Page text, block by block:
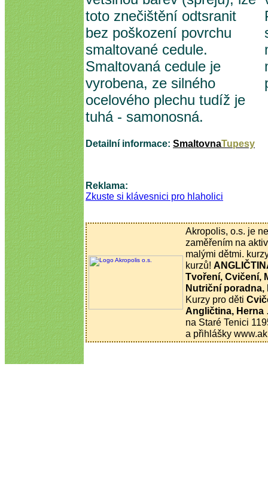
toto znečištění odtsranit
bez poškození povrchu
smaltované cedule.
Smaltovaná cedule je
vyrobena, ze silného
ocelového plechu tudíž je
tuhá - samonosná.
Detailní informace: SmaltovnaTupesy
Reklama:
Zkuste si klávesnici pro hlaholici
Akropolis, o.s. je
zaměřením na
malými dětmi.
kurzů!
Tvoření, Cvičení,
Nutriční
Kurzy pro děti
Angličtina,
na Staré Tenici
a přihlášky